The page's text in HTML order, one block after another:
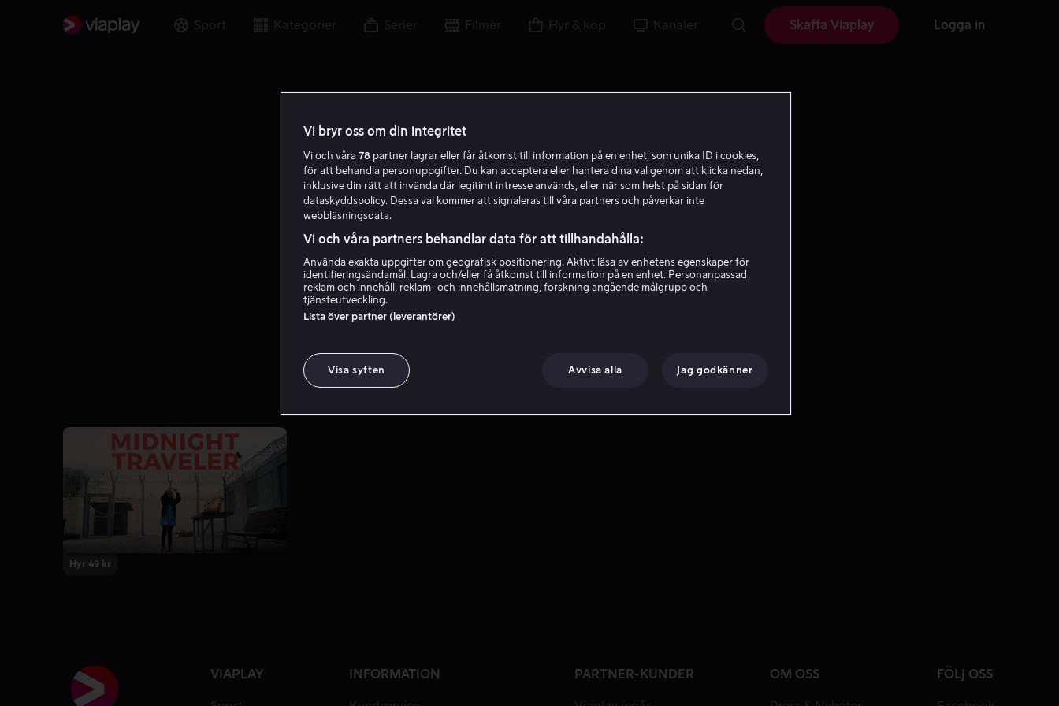
Sport Kategorier Serier Filmer Hyr & köp Kanaler Skaffa Viaplay Logga in
Z F
Zahra Fazili
Hyr 49 kr
VIAPLAY INFORMATION PARTNER-KUNDER OM OSS FÖLJ OSS
Vi bryr oss om din integritet
Vi och våra 78 partner lagrar eller får åtkomst till information på en enhet, som unika ID i cookies,
för att behandla personuppgifter. Du kan acceptera eller hantera dina val genom att klicka nedan,
inklusive din rätt att invända där legitimt intresse används, eller när som helst på sidan för
dataskyddspolicy. Dessa val kommer att signaleras till våra partners och påverkar inte
webbläsningsdata.
Vi och våra partners behandlar data för att tillhandahålla:
Använda exakta uppgifter om geografisk positionering. Aktivt läsa av enhetens egenskaper för
identifieringsändamål. Lagra och/eller få åtkomst till information på en enhet. Personanpassad
reklam och innehåll, reklam- och innehållsmätning, forskning angående målgrupp och
tjänsteutveckling.
Lista över partner (leverantörer)
Visa syften Avvisa alla Jag godkänner